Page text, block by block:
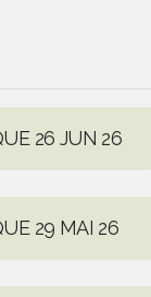
26 JUN 26
29 MAI 26